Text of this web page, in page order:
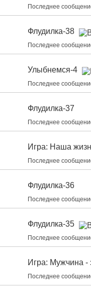
Последнее
Флудилка-38
Последнее
Улыбнемся-4
Последнее
Флудилка-37
Последнее
Игра: Наша
Последнее
Флудилка-36
Последнее
Флудилка-35
Последнее
Игра: Мужчина -
Последнее